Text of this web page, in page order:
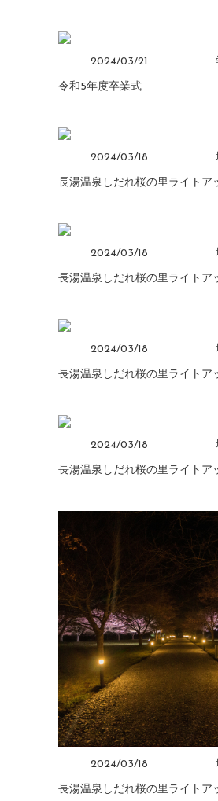
2024/03/21
令和5年度卒業式
2024/03/18
長湯温泉しだれ桜の里ライトア
2024/03/18
長湯温泉しだれ桜の里ライトア
2024/03/18
長湯温泉しだれ桜の里ライトア
2024/03/18
長湯温泉しだれ桜の里ライトア
2024/03/18
長湯温泉しだれ桜の里ライトア